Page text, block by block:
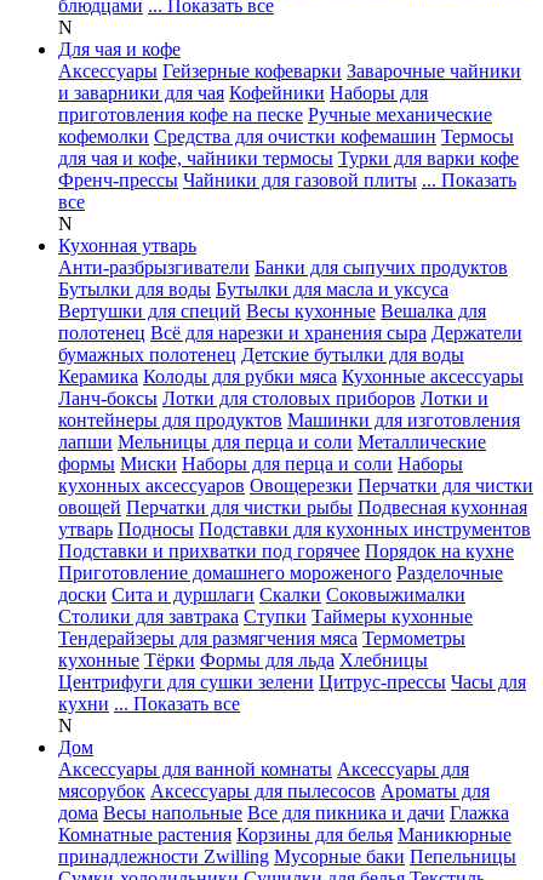
блюдцами ... Показать все
N
Для чая и кофе
Аксессуары Гейзерные кофеварки Заварочные чайники
и заварники для чая Кофейники Наборы для
приготовления кофе на песке Ручные механические
кофемолки Средства для очистки кофемашин Термосы
для чая и кофе, чайники термосы Турки для варки кофе
Френч-прессы Чайники для газовой плиты ... Показать
все
N
Кухонная утварь
Анти-разбрызгиватели Банки для сыпучих продуктов
Бутылки для воды Бутылки для масла и уксуса
Вертушки для специй Весы кухонные Вешалка для
полотенец Всё для нарезки и хранения сыра Держатели
бумажных полотенец Детские бутылки для воды
Керамика Колоды для рубки мяса Кухонные аксессуары
Ланч-боксы Лотки для столовых приборов Лотки и
контейнеры для продуктов Машинки для изготовления
лапши Мельницы для перца и соли Металлические
формы Миски Наборы для перца и соли Наборы
кухонных аксессуаров Овощерезки Перчатки для чистки
овощей Перчатки для чистки рыбы Подвесная кухонная
утварь Подносы Подставки для кухонных инструментов
Подставки и прихватки под горячее Порядок на кухне
Приготовление домашнего мороженого Разделочные
доски Сита и дуршлаги Скалки Соковыжималки
Столики для завтрака Ступки Таймеры кухонные
Тендерайзеры для размягчения мяса Термометры
кухонные Тёрки Формы для льда Хлебницы
Центрифуги для сушки зелени Цитрус-прессы Часы для
кухни ... Показать все
N
Дом
Аксессуары для ванной комнаты Аксессуары для
мясорубок Аксессуары для пылесосов Ароматы для
дома Весы напольные Все для пикника и дачи Глажка
Комнатные растения Корзины для белья Маникюрные
принадлежности Zwilling Мусорные баки Пепельницы